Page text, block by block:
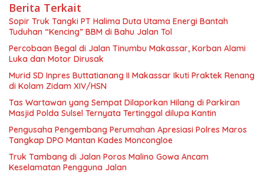
Berita Terkait
Sopir Truk Tangki PT Halima Duta Utama Energi Bantah
Tuduhan “Kencing” BBM di Bahu Jalan Tol
Percobaan Begal di Jalan Tinumbu Makassar, Korban Alami
Luka dan Motor Dirusak
Murid SD Inpres Buttatianang II Makassar Ikuti Praktek Renang
di Kolam Zidam XIV/HSN
Tas Wartawan yang Sempat Dilaporkan Hilang di Parkiran
Masjid Polda Sulsel Ternyata Tertinggal dilupa Kantin
Pengusaha Pengembang Perumahan Apresiasi Polres Maros
Tangkap DPO Mantan Kades Moncongloe
Truk Tambang di Jalan Poros Malino Gowa Ancam
Keselamatan Pengguna Jalan